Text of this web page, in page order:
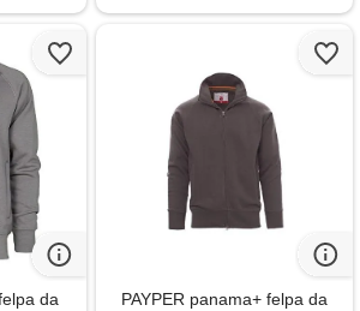
da
PAYPER panama+ felpa da